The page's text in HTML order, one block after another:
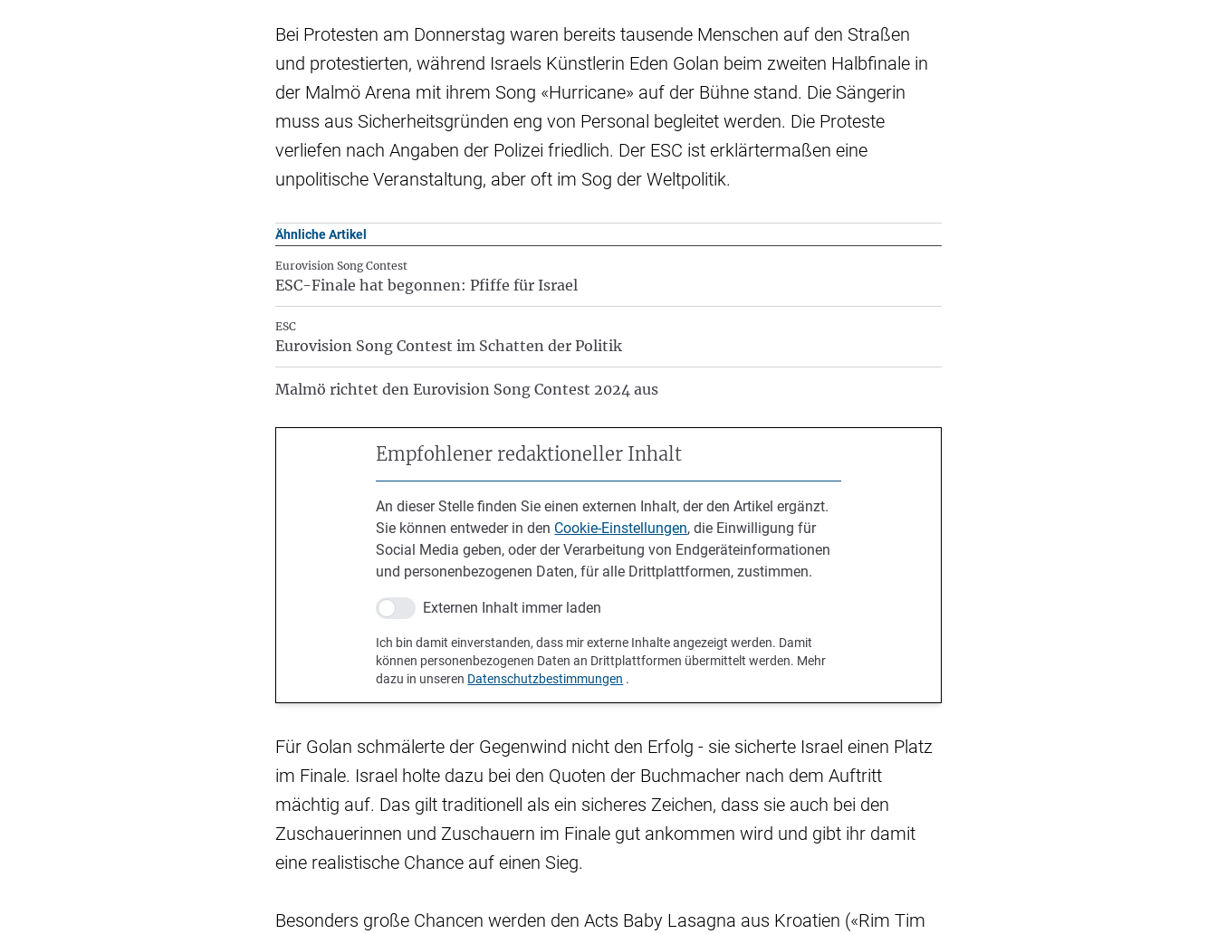
Bei Protesten am Donnerstag waren bereits tausende Menschen auf den Straßen
und protestierten, während Israels Künstlerin Eden Golan beim zweiten Halbfinale in
der Malmö Arena mit ihrem Song «Hurricane» auf der Bühne stand. Die Sängerin
muss aus Sicherheitsgründen eng von Personal begleitet werden. Die Proteste
verliefen nach Angaben der Polizei friedlich. Der ESC ist erklärtermaßen eine
unpolitische Veranstaltung, aber oft im Sog der Weltpolitik.
Ähnliche Artikel
Eurovision Song Contest
ESC-Finale hat begonnen: Pfiffe für Israel
ESC
Eurovision Song Contest im Schatten der Politik
Malmö richtet den Eurovision Song Contest 2024 aus
Empfohlener redaktioneller Inhalt
An dieser Stelle finden Sie einen externen Inhalt, der den Artikel ergänzt.
Sie können entweder in den Cookie-Einstellungen, die Einwilligung für
Social Media geben, oder der Verarbeitung von Endgeräteinformationen
und personenbezogenen Daten, für alle Drittplattformen, zustimmen.
Externen Inhalt immer laden
Ich bin damit einverstanden, dass mir externe Inhalte angezeigt werden. Damit
können personenbezogenen Daten an Drittplattformen übermittelt werden. Mehr
dazu in unseren Datenschutzbestimmungen .
Für Golan schmälerte der Gegenwind nicht den Erfolg - sie sicherte Israel einen Platz
im Finale. Israel holte dazu bei den Quoten der Buchmacher nach dem Auftritt
mächtig auf. Das gilt traditionell als ein sicheres Zeichen, dass sie auch bei den
Zuschauerinnen und Zuschauern im Finale gut ankommen wird und gibt ihr damit
eine realistische Chance auf einen Sieg.
Besonders große Chancen werden den Acts Baby Lasagna aus Kroatien («Rim Tim